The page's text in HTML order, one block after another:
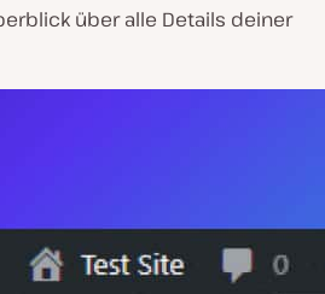
über alle Details deiner